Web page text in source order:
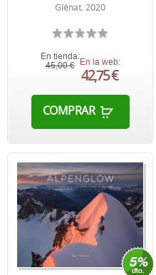
Glénat. 2020
En tienda:
45,00 € En la web:
42,75 €
COMPRAR